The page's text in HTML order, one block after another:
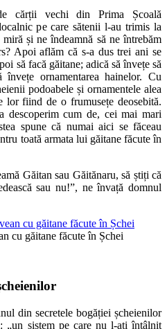
cărții vechi din Prima Școală
pe care sătenii l-au trimis la
și ne îndeamnă să ne întrebăm
Apoi aflăm că s-a dus trei ani se
să facă găitane; adică să învețe să
ornamentarea hainelor. Cu
podoabele și ornamentele alea
lor fiind de o frumusețe deosebită.
descoperim cum de, cei mai mari
spune că numai aici se făceau
toată armata lui găitane făcute în
Găitan sau Găitănaru, să știți că
sau nu!”, ne învață domnul
cu găitane făcute în Șchei
din secretele bogăției șcheienilor
„un sistem pe care nu l-ați întâlnit